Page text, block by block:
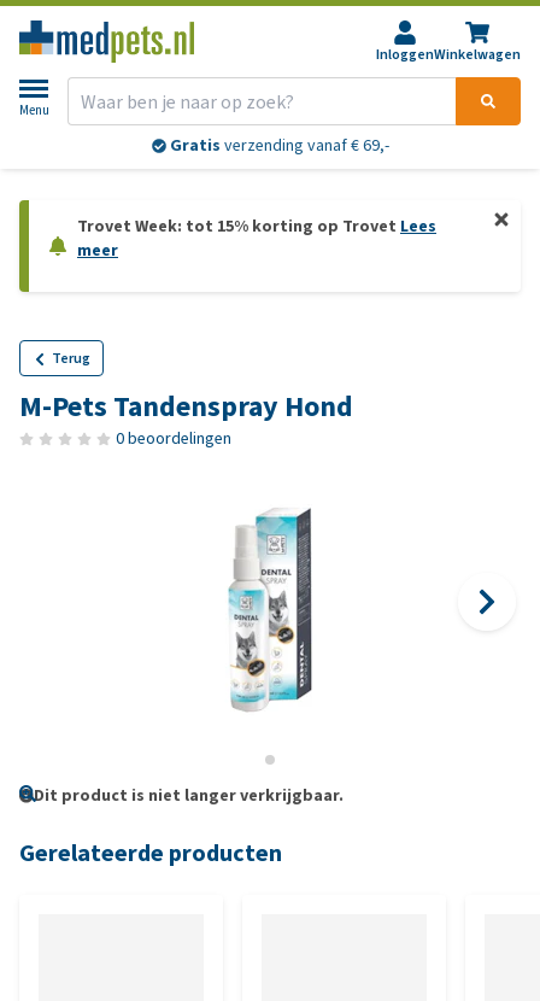
InloggenWinkelwagen
Menu
Gratis verzending vanaf € 69,-
Trovet Week: tot 15% korting op Trovet Lees
meer
Terug
M-Pets Tandenspray Hond
0 beoordelingen
Dit product is niet langer verkrijgbaar.
Gerelateerde producten